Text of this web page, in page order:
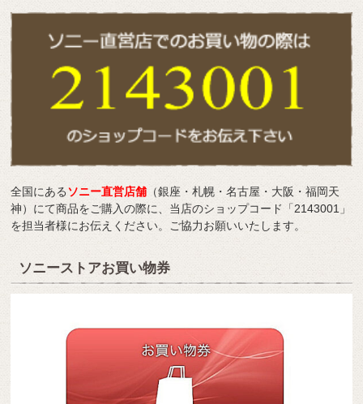
全国にあるソニー直営店舗 （銀座・札幌・名古屋・大阪・福岡天
神）にて商品をご購入の際に、当店のショップコード「2143001」
を担当者様にお伝えください。ご協力お願いいたします。
ソニーストアお買い物券